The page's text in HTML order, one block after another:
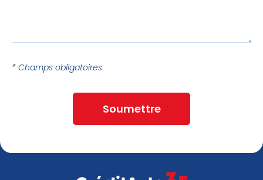
* Champs obligatoires
Soumettre